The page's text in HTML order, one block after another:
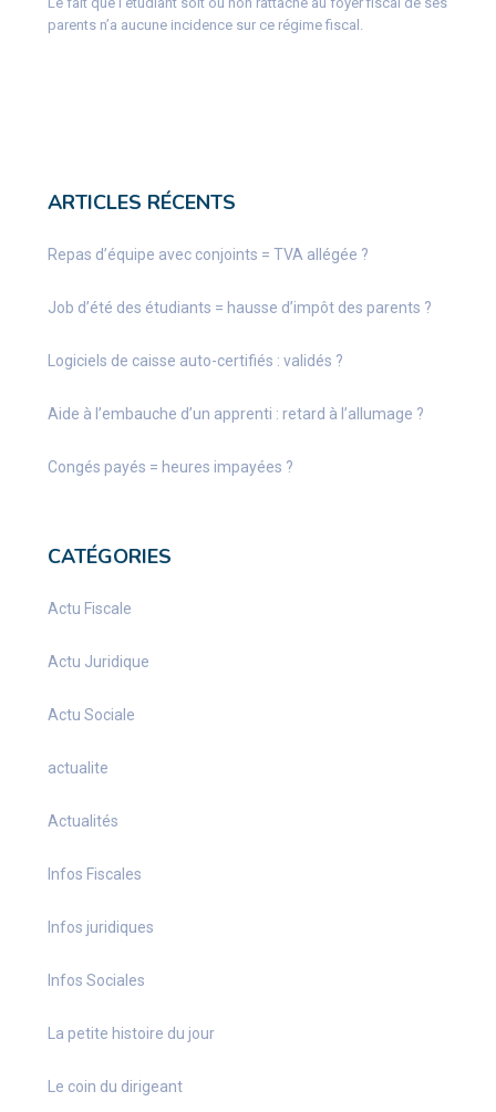
parents n’a aucune incidence sur ce régime fiscal.
ARTICLES RÉCENTS
Repas d’équipe avec conjoints = TVA allégée ?
Job d’été des étudiants = hausse d’impôt des parents ?
Logiciels de caisse auto-certifiés : validés ?
Aide à l’embauche d’un apprenti : retard à l’allumage ?
Congés payés = heures impayées ?
CATÉGORIES
Actu Fiscale
Actu Juridique
Actu Sociale
actualite
Actualités
Infos Fiscales
Infos juridiques
Infos Sociales
La petite histoire du jour
Le coin du dirigeant